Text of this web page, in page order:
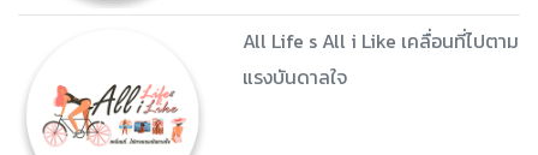
All Life s All i Like เคลื่อนที่ไปตาม
แรงบันดาลใจ